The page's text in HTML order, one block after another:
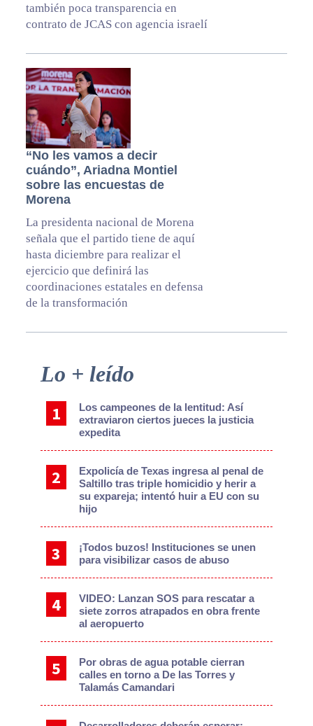
también poca transparencia en
contrato de JCAS con agencia israelí
“No les vamos a decir
cuándo”, Ariadna Montiel
sobre las encuestas de
Morena
La presidenta nacional de Morena
señala que el partido tiene de aquí
hasta diciembre para realizar el
ejercicio que definirá las
coordinaciones estatales en defensa
de la transformación
Primary
Lo + leído
Los campeones de la lentitud: Así
extraviaron ciertos jueces la justicia
expedita
Expolicía de Texas ingresa al penal de
Saltillo tras triple homicidio y herir a
su expareja; intentó huir a EU con su
hijo
¡Todos buzos! Instituciones se unen
para visibilizar casos de abuso
VIDEO: Lanzan SOS para rescatar a
siete zorros atrapados en obra frente
al aeropuerto
Por obras de agua potable cierran
calles en torno a De las Torres y
Talamás Camandari